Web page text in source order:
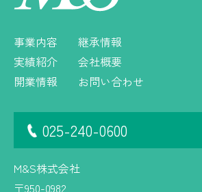
事業内容
実績紹介
開業情報
継承情報
会社概要
お問い合わせ
025-240-0600
M&S株式会社
〒950-0982